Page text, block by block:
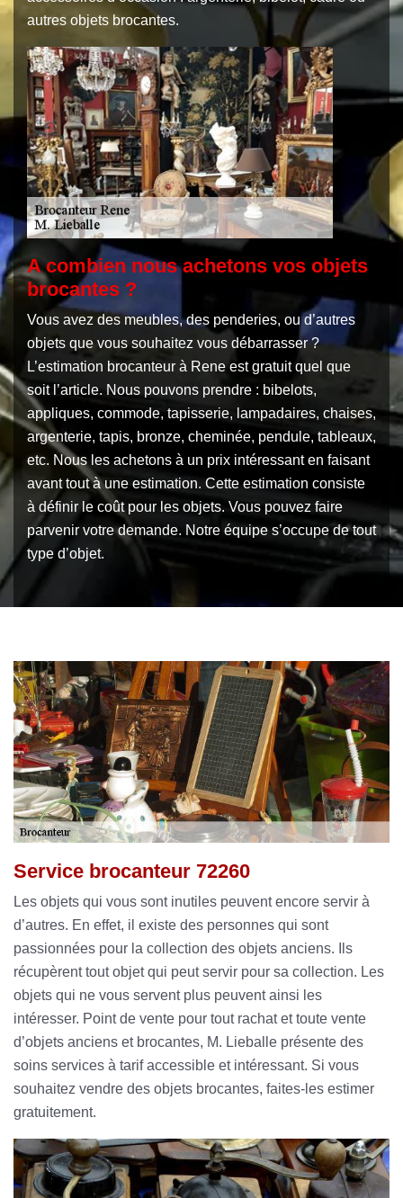
autres objets brocantes.
A combien nous achetons vos objets
brocantes ?
Vous avez des meubles, des penderies, ou d’autres
objets que vous souhaitez vous débarrasser ?
L’estimation brocanteur à Rene est gratuit quel que
soit l’article. Nous pouvons prendre : bibelots,
appliques, commode, tapisserie, lampadaires, chaises,
argenterie, tapis, bronze, cheminée, pendule, tableaux,
etc. Nous les achetons à un prix intéressant en faisant
avant tout à une estimation. Cette estimation consiste
à définir le coût pour les objets. Vous pouvez faire
parvenir votre demande. Notre équipe s’occupe de tout
type d’objet.
Service brocanteur 72260
Les objets qui vous sont inutiles peuvent encore servir à
d’autres. En effet, il existe des personnes qui sont
passionnées pour la collection des objets anciens. Ils
récupèrent tout objet qui peut servir pour sa collection. Les
objets qui ne vous servent plus peuvent ainsi les
intéresser. Point de vente pour tout rachat et toute vente
d’objets anciens et brocantes, M. Lieballe présente des
soins services à tarif accessible et intéressant. Si vous
souhaitez vendre des objets brocantes, faites-les estimer
gratuitement.